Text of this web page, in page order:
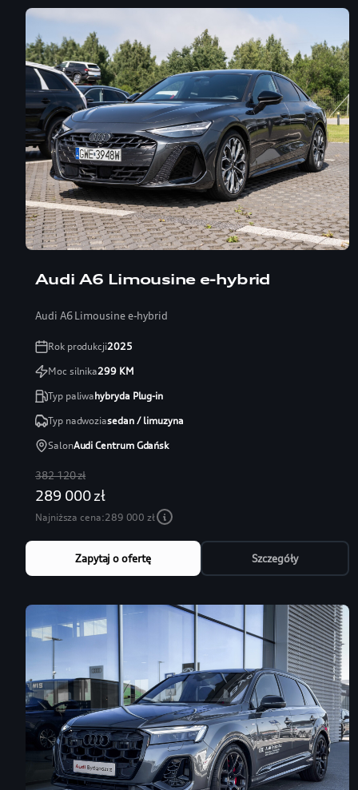
Audi A6 Limousine e-hybrid
Audi A6 Limousine e-hybrid
Rok produkcji2025
Moc silnika299KM
Typ paliwahybryda Plug-in
Typ nadwoziasedan / limuzyna
SalonAudi Centrum Gdańsk
382 120 zł
289 000 zł
Najniższa cena:289 000 zł
Zapytaj o ofertę Szczegóły